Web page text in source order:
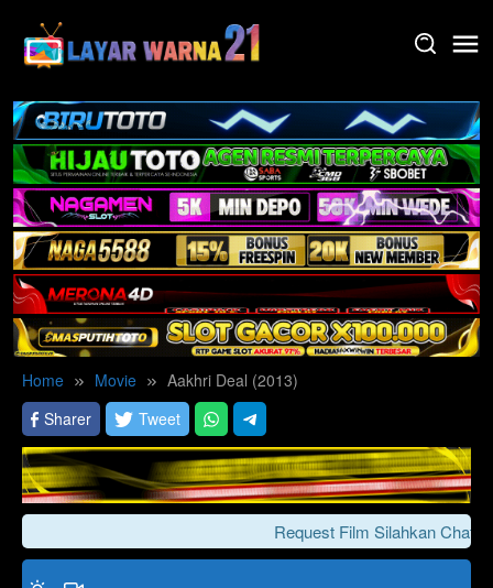
content
Home Movie
Aakhri Deal (2013)
Sharer
Tweet
Request Film Silahkan Chat